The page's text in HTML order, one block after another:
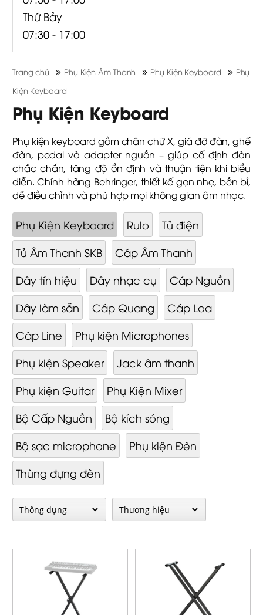
Thứ Bảy
07:30 - 17:00
Trang chủ » Phụ Kiện Âm Thanh » Phụ Kiện Keyboard » Phụ
Kiện Keyboard
Phụ Kiện Keyboard
Phụ kiện keyboard gồm chân chữ X, giá đỡ đàn, ghế
đàn, pedal và adapter nguồn – giúp cố định đàn
chắc chắn, tăng độ ổn định và thuận tiện khi biểu
diễn. Chính hãng Behringer, thiết kế gọn nhẹ, bền bỉ,
dễ điều chỉnh và phù hợp mọi không gian âm nhạc.
Phụ Kiện Keyboard Rulo
Tủ điện
Tủ Âm Thanh SKB
Cáp Âm Thanh
Dây tín hiệu
Dây nhạc cụ
Cáp Nguồn
Dây làm sẵn
Cáp Quang
Cáp Loa
Cáp Line
Phụ kiện Microphones
Phụ kiện Speaker
Jack âm thanh
Phụ kiện Guitar
Phụ Kiện Mixer
Bộ Cấp Nguồn
Bộ kích sóng
Bộ sạc microphone
Phụ kiện Đèn
Thùng đựng đèn